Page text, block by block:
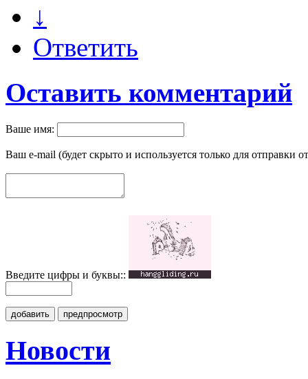
↓
Ответить
Оставить комментарий
Ваше имя:
Ваш e-mail (будет скрыто и используется только для отправки
Введите цифры и буквы::
добавить предпросмотр
Новости